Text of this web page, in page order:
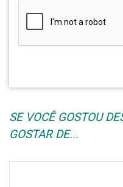
SE VOCÊ GOSTOU
GOSTAR DE...